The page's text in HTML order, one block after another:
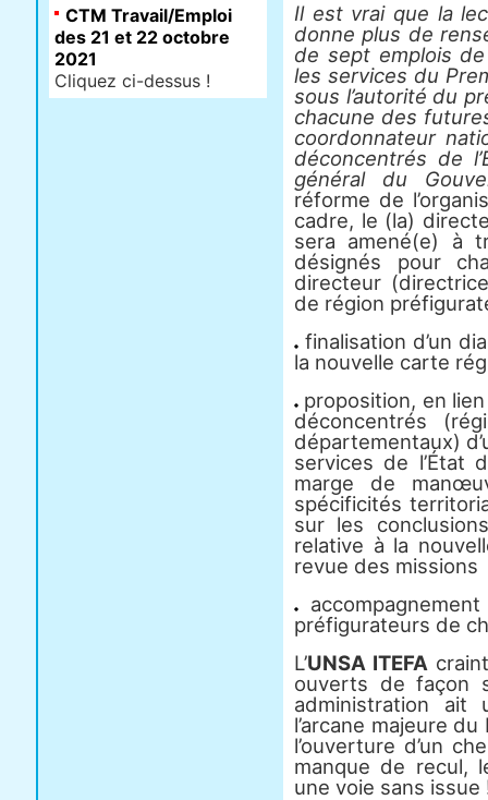
Il est vrai que la
donne plus de
de sept emplois
les services du
sous l’autorité du
chacune des
coordonnateur
déconcentrés de
général du
réforme de
cadre, le (la)
sera amené(e) à
désignés pour
directeur
de région
finalisation d’un
la nouvelle carte
proposition, en
déconcentrés
départementaux)
services de l’État
marge de
spécificités
sur les
relative à la
revue des missions
préfigurateurs de
L’UNSA ITEFA
ouverts de façon
administration ait
l’arcane majeure
l’ouverture d’un
manque de recul,
une voie sans issue
CTM Travail/Emploi
des 21 et 22 octobre
2021
Cliquez ci-dessus !